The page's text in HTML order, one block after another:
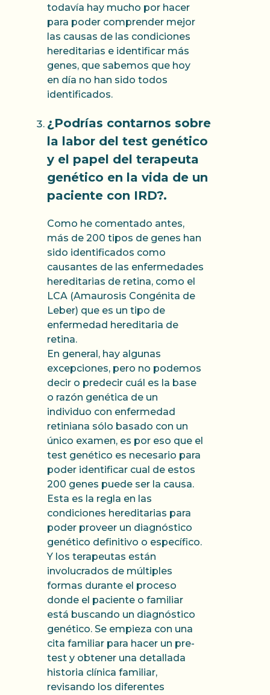
todavía hay mucho por hacer
para poder comprender mejor
las causas de las condiciones
hereditarias e identificar más
genes, que sabemos que hoy
en día no han sido todos
identificados.
¿Podrías contarnos sobre
la labor del test genético
y el papel del terapeuta
genético en la vida de un
paciente con IRD?.
Como he comentado antes,
más de 200 tipos de genes han
sido identificados como
causantes de las enfermedades
hereditarias de retina, como el
LCA (Amaurosis Congénita de
Leber) que es un tipo de
enfermedad hereditaria de
retina.
En general, hay algunas
excepciones, pero no podemos
decir o predecir cuál es la base
o razón genética de un
individuo con enfermedad
retiniana sólo basado con un
único examen, es por eso que el
test genético es necesario para
poder identificar cual de estos
200 genes puede ser la causa.
Esta es la regla en las
condiciones hereditarias para
poder proveer un diagnóstico
genético definitivo o específico.
Y los terapeutas están
involucrados de múltiples
formas durante el proceso
donde el paciente o familiar
está buscando un diagnóstico
genético. Se empieza con una
cita familiar para hacer un pre-
test y obtener una detallada
historia clínica familiar,
revisando los diferentes